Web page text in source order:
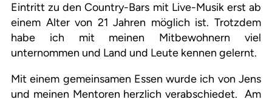
Eintritt zu den Country-Bars mit Live-Musik erst ab
einem Alter von 21 Jahren möglich ist. Trotzdem
habe ich mit meinen Mitbewohnern viel
unternommen und Land und Leute kennen gelernt.
Mit einem gemeinsamen Essen wurde ich von Jens
und meinen Mentoren herzlich verabschiedet. Am